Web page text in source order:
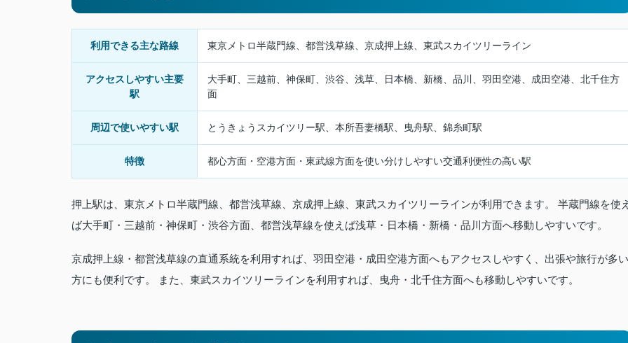
利用できる主な路線 東京メトロ半蔵門線、都営浅草線、京成押上線、東武スカイツリーライン
アクセスしやすい主要
駅
大手町、三越前、神保町、渋谷、浅草、日本橋、新橋、品川、羽田空港、成田空港、北千住方
面
周辺で使いやすい駅 とうきょうスカイツリー駅、本所吾妻橋駅、曳舟駅、錦糸町駅
特徴 都心方面・空港方面・東武線方面を使い分けしやすい交通利便性の高い駅
押上駅は、東京メトロ半蔵門線、都営浅草線、京成押上線、東武スカイツリーラインが利用できます。 半蔵門線を使
ば大手町・三越前・神保町・渋谷方面、都営浅草線を使えば浅草・日本橋・新橋・品川方面へ移動しやすいです。
京成押上線・都営浅草線の直通系統を利用すれば、羽田空港・成田空港方面へもアクセスしやすく、出張や旅行が多い
方にも便利です。 また、東武スカイツリーラインを利用すれば、曳舟・北千住方面へも移動しやすいです。